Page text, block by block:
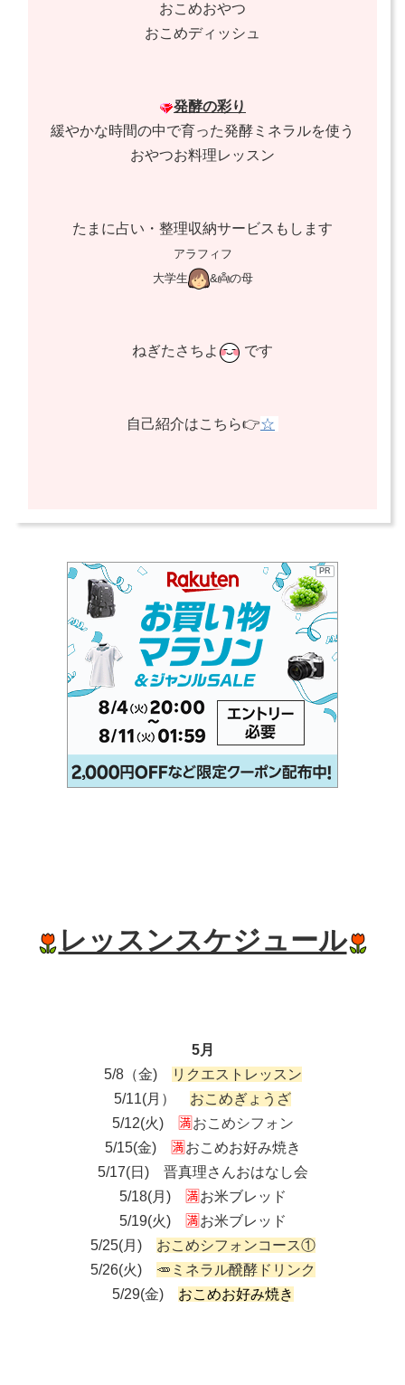
おこめおやつ
おこめディッシュ
発酵の彩り
緩やかな時間の中で育った発酵ミネラルを使う
おやつお料理レッスン
たまに占い・整理収納サービスもします
アラフィフ
大学生
&👼の母
ねぎたさちよ です
自己紹介はこちら👉☆
PR
レッスンスケジュール
5月
5/8（金)
リクエストレッスン
5/11(月） おこめぎょうざ
5/12(火)
🈵おこめシフォン
5/15(金)
🈵おこめお好み焼き
5/17(日) 晋真理さんおはなし会
5/18(月)
🈵お米ブレッド
5/19(火)
🈵お米ブレッド
5/25(月) おこめシフォンコース①
5/26(火) 🥕ミネラル醗酵ドリンク
5/29(金) おこめお好み焼き